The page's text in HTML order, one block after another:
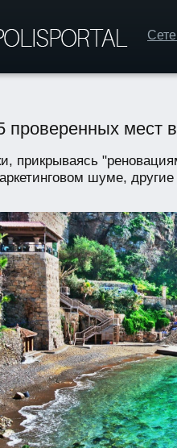
проверенных
прикрываясь
шуме,